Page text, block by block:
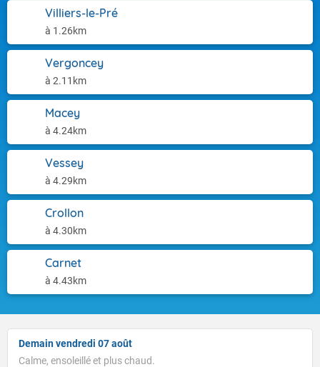
Villiers-le-Pré
à 1.26km
Vergoncey
à 2.11km
Macey
à 4.24km
Vessey
à 4.29km
Crollon
à 4.30km
Carnet
à 4.43km
Demain vendredi 07 août
Calme, ensoleillé et plus chaud.